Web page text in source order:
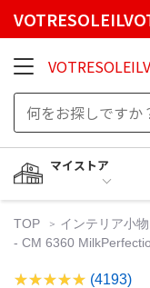
マイストア
TOP インテリア小物
- CM 6360
(4193)